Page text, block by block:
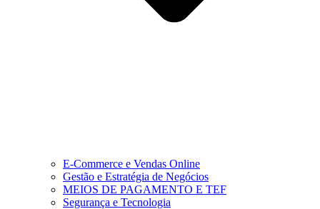
E-Commerce e Vendas Online
Gestão e Estratégia de Negócios
MEIOS DE PAGAMENTO E TEF
Segurança e Tecnologia